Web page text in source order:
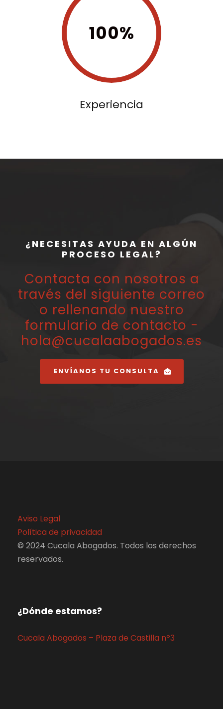
100%
Experiencia
¿NECESITAS AYUDA EN ALGÚN
PROCESO LEGAL?
Contacta con nosotros a
través del siguiente correo
o rellenando nuestro
formulario de contacto -
hola@cucalaabogados.es
ENVÍANOS TU CONSULTA
Aviso Legal
Política de privacidad
© 2024 Cucala Abogados. Todos los derechos
reservados.
¿Dónde estamos?
Cucala Abogados – Plaza de Castilla nº3